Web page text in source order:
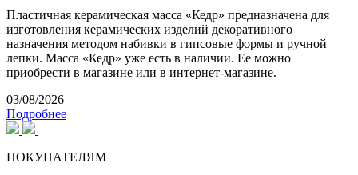
Пластичная керамическая масса «Кедр» предназначена для
изготовления керамических изделий декоративного
назначения методом набивки в гипсовые формы и ручной
лепки. Масса «Кедр» уже есть в наличии. Ее можно
приобрести в магазине или в интернет-магазине.
03/08/2026
Подробнее
ПОКУПАТЕЛЯМ